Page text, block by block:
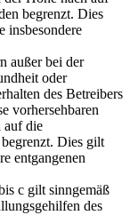
begrenzt. Dies
insbesondere
außer bei der
oder
des Betreibers
vorhersehbaren
auf die
Dies gilt
entgangenen
c gilt sinngemäß
des